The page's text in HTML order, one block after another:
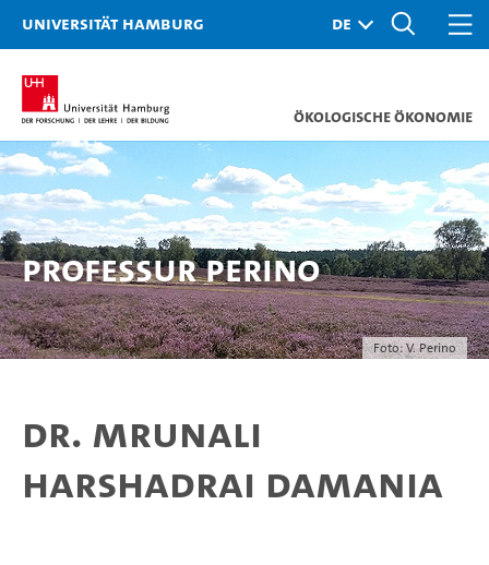
Universität Hamburg
Ökologische Ökonomie
Foto: V. Perino
Professur Perino
Dr. Mrunali
Harshadrai Damania